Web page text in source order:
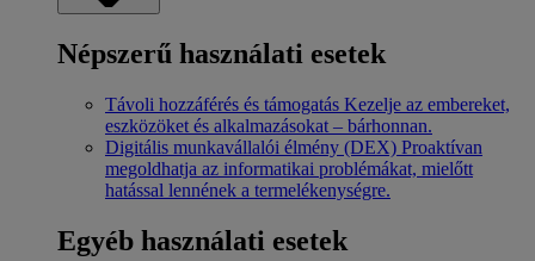
Népszerű használati esetek
Távoli hozzáférés és támogatás Kezelje az embereket,
eszközöket és alkalmazásokat – bárhonnan.
Digitális munkavállalói élmény (DEX) Proaktívan
megoldhatja az informatikai problémákat, mielőtt
hatással lennének a termelékenységre.
Egyéb használati esetek